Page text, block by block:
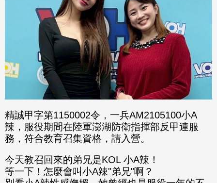
精誠甲字第1150002令，一兵AM2105100小A
辣，服役期間在陸軍澎湖防衛指揮部反甲連服
務，符合教育召集資格，請入營。
今天教召回來的弟兄是KOL 小A辣！
等一下！怎麼會叫小A辣"弟兄"啊？